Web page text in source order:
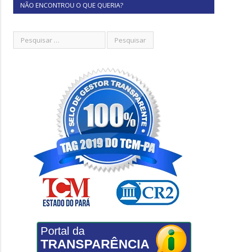
NÃO ENCONTROU O QUE QUERIA?
Portal da
TRANSPARÊNCIA